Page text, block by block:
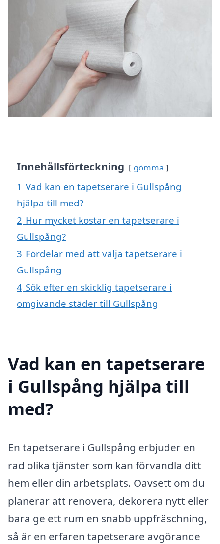
Innehållsförteckning gömma
1 Vad kan en tapetserare i Gullspång
hjälpa till med?
2 Hur mycket kostar en tapetserare i
Gullspång?
3 Fördelar med att välja tapetserare i
Gullspång
4 Sök efter en skicklig tapetserare i
omgivande städer till Gullspång
Vad kan en tapetserare
i Gullspång hjälpa till
med?
En tapetserare i Gullspång erbjuder en
rad olika tjänster som kan förvandla ditt
hem eller din arbetsplats. Oavsett om du
planerar att renovera, dekorera nytt eller
bara ge ett rum en snabb uppfräschning,
så är en erfaren tapetserare avgörande